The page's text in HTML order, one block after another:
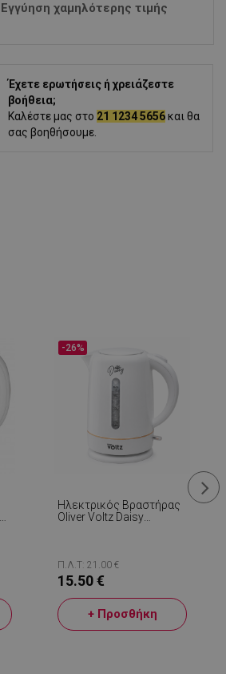
Εγγύηση χαμηλότερης τιμής
Έχετε ερωτήσεις ή χρειάζεστε
βοήθεια;
Καλέστε μας στο 21 1234 5656και θα
σας βοηθήσουμε.
Ηλεκτρικός Βραστήρας
Oliver Voltz Daisy
-26%
Π.Λ.Τ: 21.00 €
15.50 €
+ Προσθήκη